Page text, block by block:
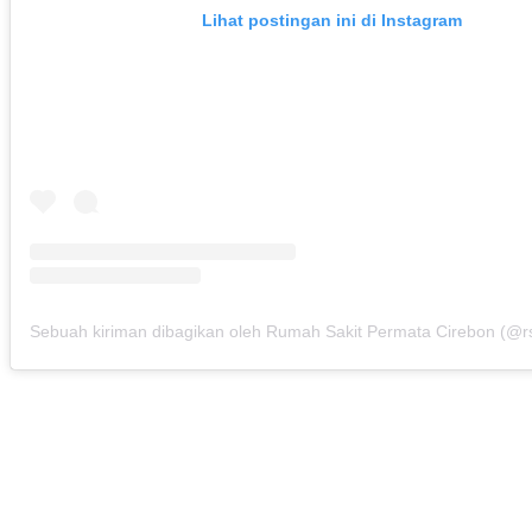
Lihat postingan ini di Instagram